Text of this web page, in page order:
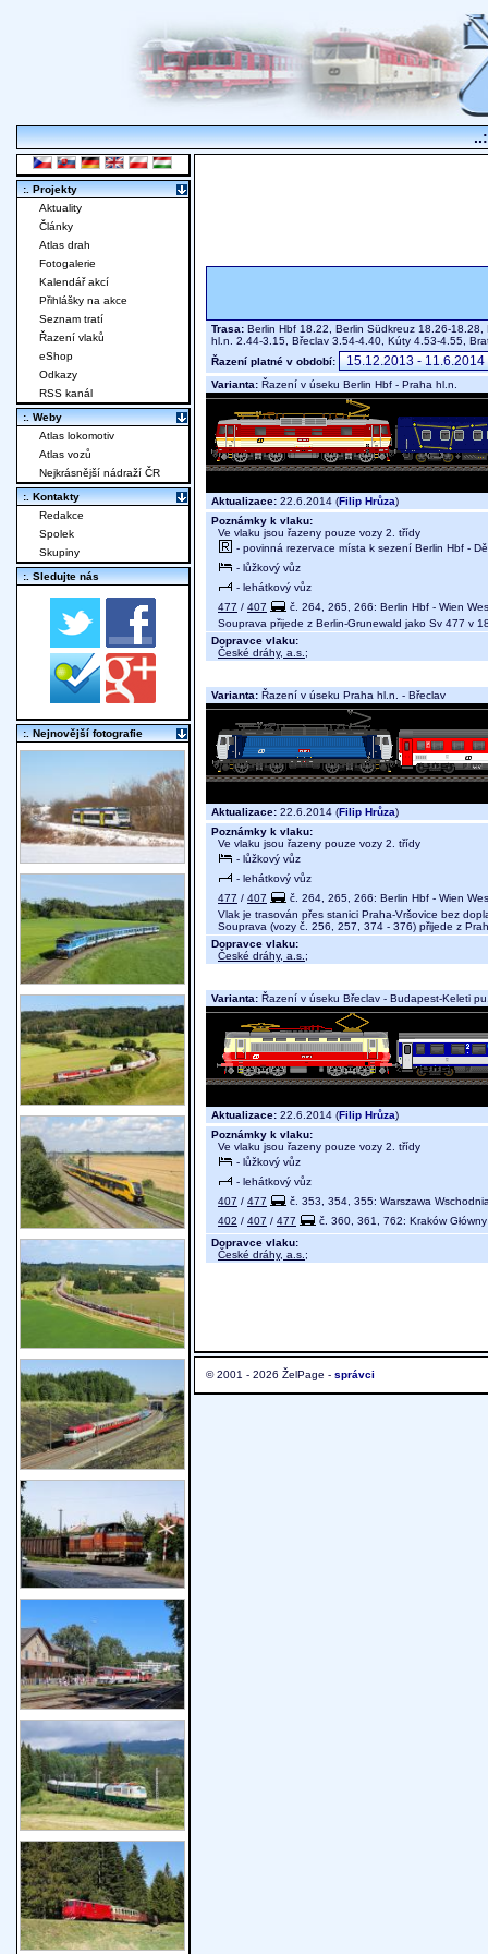
Trasa: Berlin Hbf 18.22, Berlin Südkreuz 18.26-
hl.n. 2.44-3.15, Břeclav 3.54-4.40, Kúty 4.53-4.55,
Řazení platné v období:
Varianta: Řazení v úseku Berlin Hbf - Praha hl.n.
Aktualizace: 22.6.2014 (Filip Hrůza)
Poznámky k vlaku:
Ve vlaku jsou řazeny pouze vozy 2. třídy
- povinná rezervace místa k sezení Berlin Hbf -
- lůžkový vůz
- lehátkový vůz
477 / 407
č. 264, 265, 266: Berlin Hbf - Wien
Souprava přijede z Berlin-Grunewald jako Sv 477 v
Dopravce vlaku:
České dráhy, a.s. ;
Varianta: Řazení v úseku Praha hl.n. - Břeclav
Aktualizace: 22.6.2014 (Filip Hrůza)
Poznámky k vlaku:
Ve vlaku jsou řazeny pouze vozy 2. třídy
- lůžkový vůz
- lehátkový vůz
477 / 407
č. 264, 265, 266: Berlin Hbf - Wien
Vlak je trasován přes stanici Praha-Vršovice bez
Souprava (vozy č. 256, 257, 374 - 376) přijede z
Dopravce vlaku:
České dráhy, a.s. ;
Varianta: Řazení v úseku Břeclav - Budapest-Keleti
Aktualizace: 22.6.2014 (Filip Hrůza)
Poznámky k vlaku:
Ve vlaku jsou řazeny pouze vozy 2. třídy
- lůžkový vůz
- lehátkový vůz
407 / 477
č. 353, 354, 355: Warszawa
402 / 407 / 477
č. 360, 361, 762: Kraków
Dopravce vlaku:
České dráhy, a.s. ;
© 2001 - 2026 ŽelPage - správci
:. Projekty
Aktuality
Články
Atlas drah
Fotogalerie
Kalendář akcí
Přihlášky na akce
Seznam tratí
Řazení vlaků
eShop
Odkazy
RSS kanál
:. Weby
Atlas lokomotiv
Atlas vozů
Nejkrásnější nádraží ČR
:. Kontakty
Redakce
Spolek
Skupiny
:. Sledujte nás
:. Nejnovější fotografie